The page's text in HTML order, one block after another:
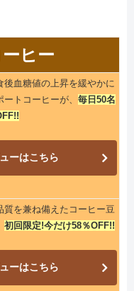
ヒー
後血糖値の上昇を緩やかに
トコーヒーが、 毎日50名
ーはこちら
質を兼ね備えたコーヒー豆
初回限定!今だけ58％OFF!!
ーはこちら